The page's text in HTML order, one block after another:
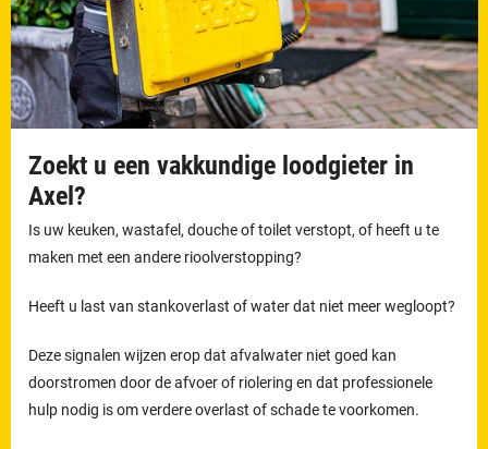
Zoekt u een vakkundige loodgieter in
Axel?
Is uw keuken, wastafel, douche of toilet verstopt, of heeft u te
maken met een andere rioolverstopping?
Heeft u last van stankoverlast of water dat niet meer wegloopt?
Deze signalen wijzen erop dat afvalwater niet goed kan
doorstromen door de afvoer of riolering en dat professionele
hulp nodig is om verdere overlast of schade te voorkomen.